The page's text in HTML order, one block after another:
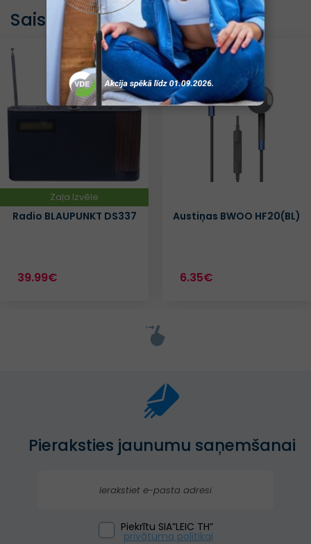
Saistītās preces
Zaļa Izvēle
Radio BLAUPUNKT DS337
39.99€
Austiņas BWOO HF20(BL)
6.35€
Pieraksties jaunumu saņemšanai
Piekrītu SIA”LEIC TH”
privātuma politikai